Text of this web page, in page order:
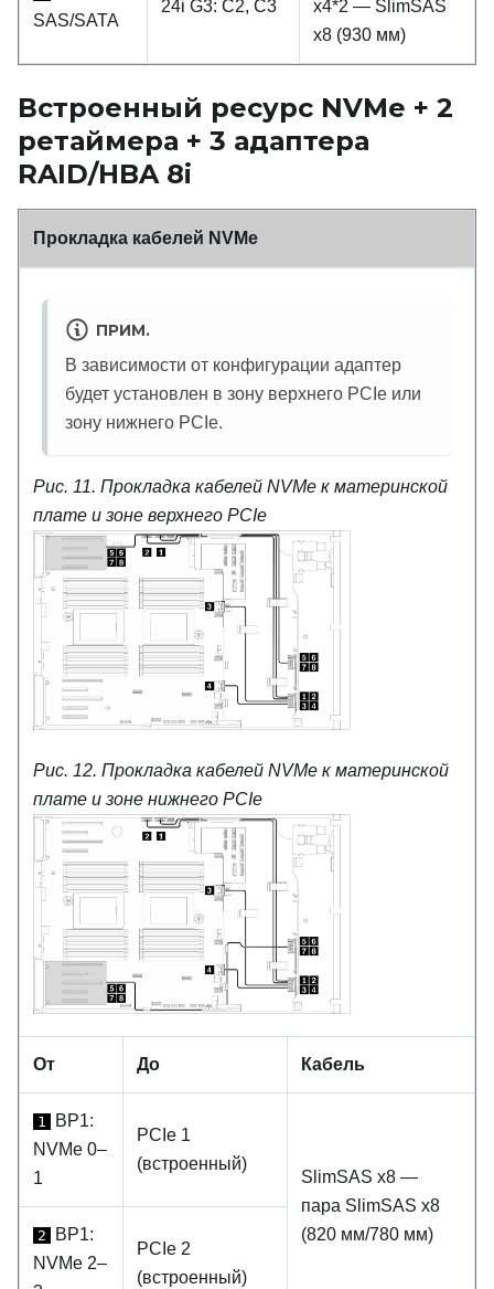
SAS/SATA
24i G3: C2, C3
x4*2 — SlimSAS
x8 (930 мм)
Встроенный ресурс NVMe + 2
ретаймера + 3 адаптера
RAID/HBA 8i
Прокладка кабелей NVMe
ПРИМ.
В зависимости от конфигурации адаптер
будет установлен в зону верхнего PCIe или
зону нижнего PCIe.
Рис. 11. Прокладка кабелей NVMe к материнской
плате и зоне верхнего PCIe
Рис. 12. Прокладка кабелей NVMe к материнской
плате и зоне нижнего PCIe
От До Кабель
1
BP1:
NVMe 0–
1
PCIe 1
(встроенный)
SlimSAS x8 —
пара SlimSAS x8
(820 мм/780 мм)
2
BP1:
NVMe 2–
PCIe 2
(встроенный)